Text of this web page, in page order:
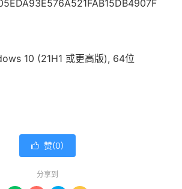
10 (21H1 或更高版), 64位
 赞(0)
分享到